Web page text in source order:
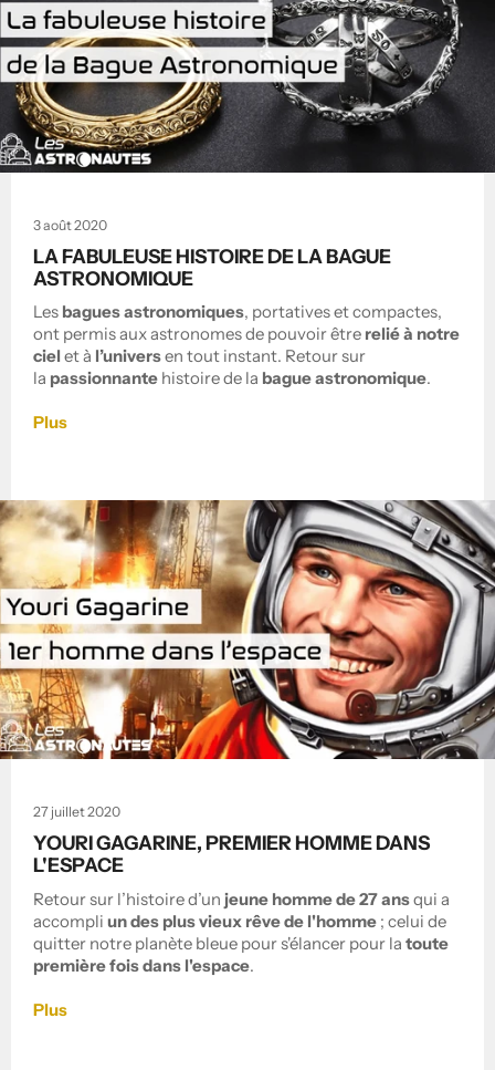
3 août 2020
LA FABULEUSE HISTOIRE DE LA BAGUE
ASTRONOMIQUE
Les bagues astronomiques, portatives et compactes,
ont permis aux astronomes de pouvoir être relié à notre
cielet à l’universen tout instant. Retour sur
la passionnante histoire de la bague astronomique.
Plus
27 juillet 2020
YOURI GAGARINE, PREMIER HOMME DANS
L'ESPACE
Retour sur l’histoire d’un jeune homme de 27 ansqui a
accompli un des plus vieux rêve de l'homme ; celui de
quitter notre planète bleue pour s'élancer pour la toute
première fois dans l'espace.
Plus